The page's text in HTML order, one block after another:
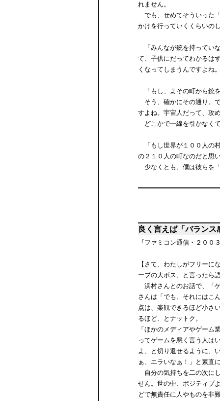
れません。
でも、せめてそういった
かけを行っていくくらいの
「みんなが銃を持ってい
て、子供にだってわかるは
くなってしまうんですよね
「もし、よその町から銃
そう、確かにその通り。
すよね。宇宙人だって、攻
どこかで一線を引かなく
「もし世界が１００人の
の２１０人の町なのだと思
少なくとも、僕は彼らを
良く言えば「バラン
『ファミコン通信・２０
【さて、わたしがフリー
ープの大ボス、と言ったら
浜村さんとのお話で、「
さんは「でも、それにはこ
点は、楽観できるほど小さ
るほど、とナットク。
「ほかのメディアやゲー
ってゲームを悪く言う人は
よ、と切り返せるように、
ぁ、エラいなぁ！」と素直
自分の気持ちを二の次に
せん。世の中、ポジティブ
どで無責任に人やものを非